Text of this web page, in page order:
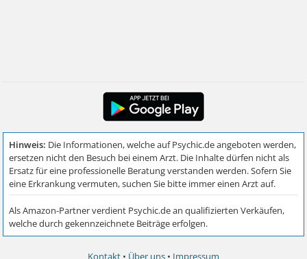
Kontakt • Über uns • Impressum